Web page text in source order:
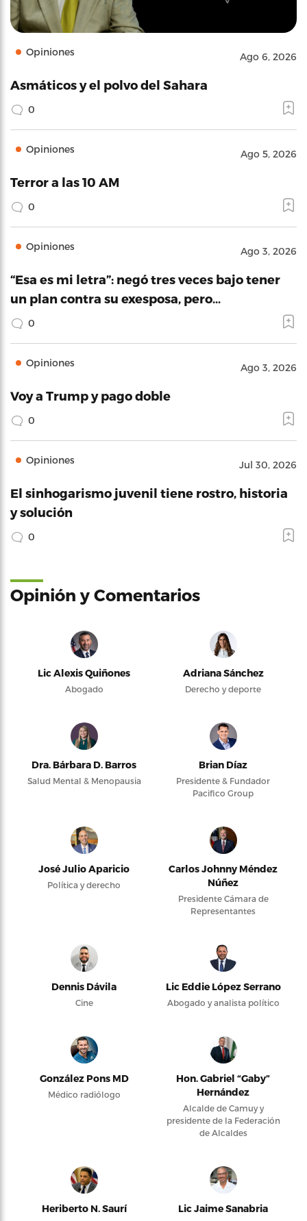
Opiniones Ago 6, 2026
Asmáticos y el polvo del Sahara
0
Opiniones Ago 5, 2026
Terror a las 10 AM
0
Opiniones Ago 3, 2026
“Esa es mi letra”: negó tres veces bajo tener
un plan contra su exesposa, pero…
0
Opiniones Ago 3, 2026
Voy a Trump y pago doble
0
Opiniones Jul 30, 2026
El sinhogarismo juvenil tiene rostro, historia
y solución
0
Opinión y Comentarios
Lic Alexis Quiñones
Abogado
Adriana Sánchez
Derecho y deporte
Dra. Bárbara D. Barros
Salud Mental & Menopausia
Brian Díaz
Presidente & Fundador
Pacifico Group
José Julio Aparicio
Política y derecho
Carlos Johnny Méndez
Núñez
Presidente Cámara de
Representantes
Dennis Dávila
Cine
Lic Eddie López Serrano
Abogado y analista político
González Pons MD
Médico radiólogo
Hon. Gabriel “Gaby”
Hernández
Alcalde de Camuy y
presidente de la Federación
de Alcaldes
Heriberto N. Saurí Lic Jaime Sanabria